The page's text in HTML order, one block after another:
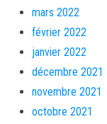
mars 2022
février 2022
janvier 2022
décembre 2021
novembre 2021
octobre 2021